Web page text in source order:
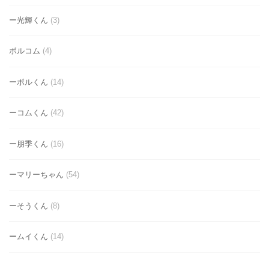
ー光輝くん (3)
ボルコム (4)
ーボルくん (14)
ーコムくん (42)
ー朋季くん (16)
ーマリーちゃん (54)
ーそうくん (8)
ームイくん (14)